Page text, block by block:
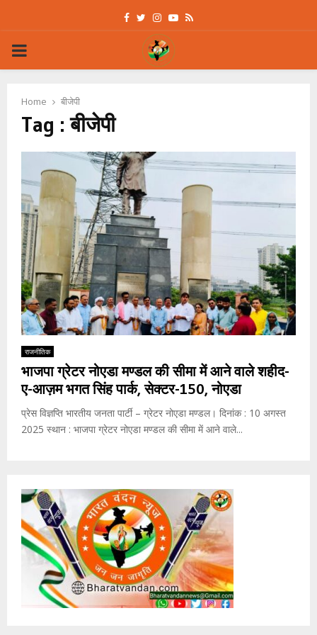
Facebook
Twitter
Instagram
Youtube
Rss
PRIMARY
Home बीजेपी
Tag : बीजेपी
राजनीतिक
भाजपा ग्रेटर नोएडा मण्डल की सीमा में आने वाले शहीद-
ए-आज़म भगत सिंह पार्क, सेक्टर-150, नोएडा
प्रेस विज्ञप्ति भारतीय जनता पार्टी – ग्रेटर नोएडा मण्डल। दिनांक : 10 अगस्त
2025 स्थान : भाजपा ग्रेटर नोएडा मण्डल की सीमा में आने वाले...